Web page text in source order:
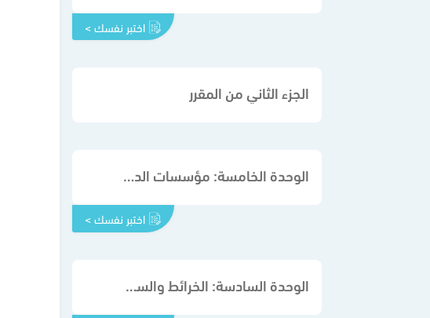
اختبر نفسك >
الجزء الثاني من المقرر
الوحدة الخامسة: مؤسسات الدولة
اختبر نفسك >
الوحدة السادسة: الخرائط والسكان